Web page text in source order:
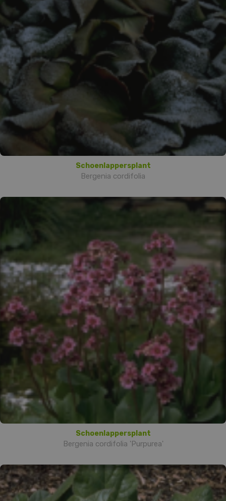
Schoenlappersplant
Bergenia cordifolia
Schoenlappersplant
Bergenia cordifolia 'Purpurea'